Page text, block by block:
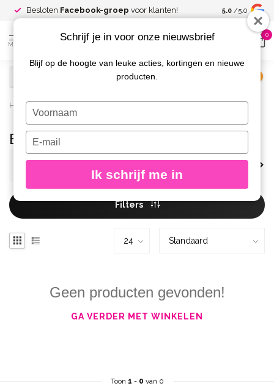
Besloten Facebook-groep voor klanten! Spaar voor
kortingen
5.0 /5.0
MENU
0
Home / Merken / Urban Nails / Nail Art /
Overige Art
Butterfly
Butterfly
Filters
Geen producten gevonden!
GA VERDER MET WINKELEN
Toon 1 - 0 van 0
Schrijf je in voor onze nieuwsbrief
Blijf op de hoogte van leuke acties, kortingen en nieuwe
producten.
Typ
je
naam
Typ
je
e-
in
Ik schrijf me in